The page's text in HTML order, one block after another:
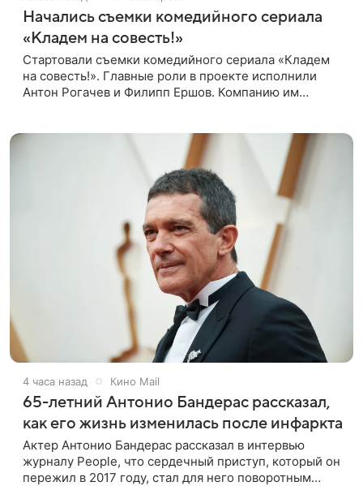
Начались съемки комедийного сериала
«Кладем на совесть!»
Стартовали съемки комедийного сериала «Кладем
на совесть!». Главные роли в проекте исполнили
Антон Рогачев и Филипп Ершов. Компанию им
4 часа назад Кино Mail
65-летний Антонио Бандерас рассказал,
как его жизнь изменилась после инфаркта
Актер Антонио Бандерас рассказал в интервью
журналу People, что сердечный приступ, который он
пережил в 2017 году, стал для него поворотным